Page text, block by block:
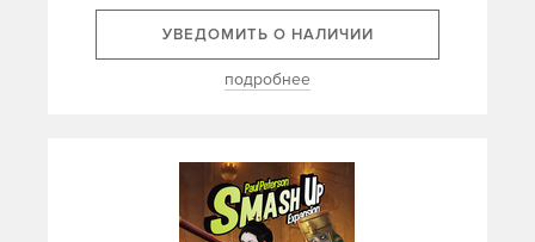
УВЕДОМИТЬ О НАЛИЧИИ
подробнее